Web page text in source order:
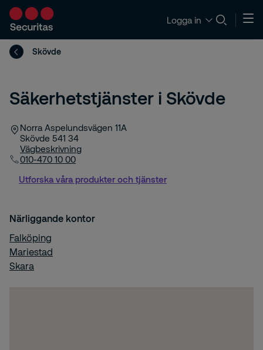
Logga in
Skövde
Säkerhetstjänster i Skövde
Norra Aspelundsvägen 11A
Skövde 541 34
Vägbeskrivning
010-470 10 00
Utforska våra produkter och tjänster
Närliggande kontor
Falköping
Mariestad
Skara